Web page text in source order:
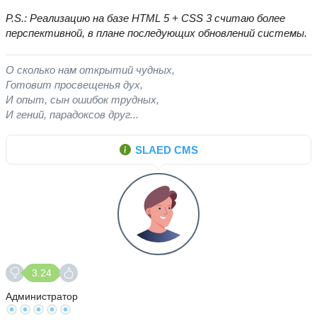
P.S.: Реализацию на базе HTML 5 + CSS 3 считаю более
перспективной, в плане последующих обновлений системы.
О сколько нам открытий чудных,
Готовит просвещенья дух,
И опыт, сын ошибок трудных,
И гений, парадоксов друг...
SLAED CMS
3.24
Администратор